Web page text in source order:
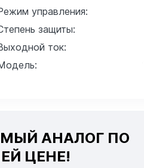
управления:
защиты:
ток:
АНАЛОГ ПО
ЦЕНЕ!